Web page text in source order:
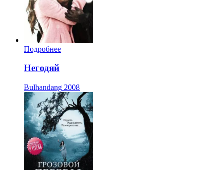
Подробнее
Негодяй
Bulhandang 2008